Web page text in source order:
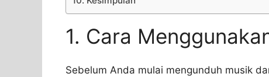
1. Cara
Sebelum Anda mulai mengunduh musik